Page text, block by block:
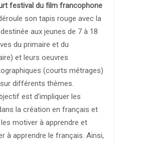
festival du film francophone
son tapis rouge avec la
aux jeunes de 7 à 18
du primaire et du
et leurs oeuvres
(courts métrages)
différents thèmes.
est d’impliquer les
la création en français et
motiver à apprendre et
à apprendre le français. Ainsi,